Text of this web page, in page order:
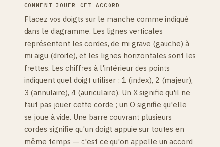
COMMENT JOUER CET ACCORD
Placez vos doigts sur le manche comme indiqué
dans le diagramme. Les lignes verticales
représentent les cordes, de mi grave (gauche) à
mi aigu (droite), et les lignes horizontales sont les
frettes. Les chiffres à l'intérieur des points
indiquent quel doigt utiliser : 1 (index), 2 (majeur),
3 (annulaire), 4 (auriculaire). Un X signifie qu'il ne
faut pas jouer cette corde ; un O signifie qu'elle
se joue à vide. Une barre couvrant plusieurs
cordes signifie qu'un doigt appuie sur toutes en
même temps — c'est ce qu'on appelle un accord